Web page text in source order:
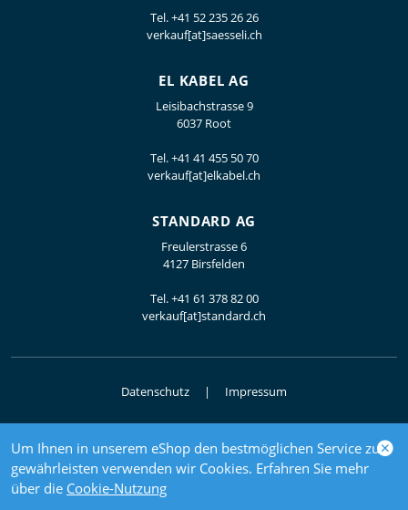
Um Ihnen in unserem eShop den bestmöglichen Service zu
gewährleisten verwenden wir Cookies. Erfahren Sie mehr
über die Cookie-Nutzung
Tel.+41 52 235 26 26
verkauf[at]saesseli.ch
EL KABEL AG
Leisibachstrasse 9
6037 Root
Tel.+41 41 455 50 70
verkauf[at]elkabel.ch
STANDARD AG
Freulerstrasse 6
4127 Birsfelden
Tel.+41 61 378 82 00
verkauf[at]standard.ch
Datenschutz Impressum
© 2026 Elektrogrosshandel
powered by polynorm